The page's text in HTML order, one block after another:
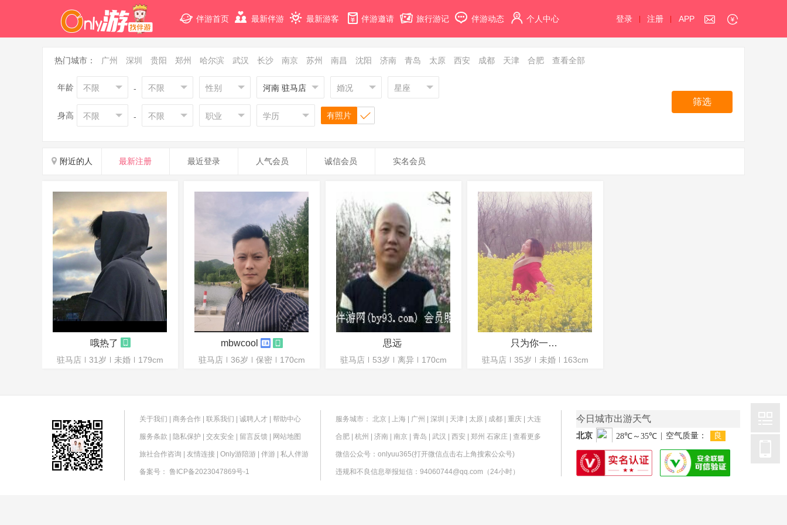
伴游首页 最新伴游 最新游客 伴游邀请 旅行游记 伴游动态 个人中心 登录 注册 APP
热门城市： 广州 深圳 贵阳 郑州 哈尔滨 武汉 长沙 南京 苏州 南昌 沈阳 济南 青岛 太原 西安 成都 天津 合肥 查看全部
年龄 不限 - 不限 性别 河南 驻马店 婚况 星座
身高 不限 - 不限 职业 学历 有照片
筛选
最新注册 最近登录 人气会员 诚信会员 实名会员
附近的人
哦热了
驻马店 31岁 未婚 179cm
mbwcool
驻马店 36岁 保密 170cm
思远
驻马店 53岁 离异 170cm
只为你一笑。小婷
驻马店 35岁 未婚 163cm
关于我们 商务合作 联系我们 诚聘人才 帮助中心
服务条款 隐私保护 交友安全 留言反馈 网站地图
旅社合作咨询 友情连接 Only游陪游 伴游 私人伴游
备案号： 鲁ICP备2023047869号-1
服务城市： 北京 上海 广州 深圳 天津 太原 成都 重庆 大连
合肥 杭州 济南 南京 青岛 武汉 西安 郑州 石家庄 查看更多
微信公众号：onlyuu365(打开微信点击右上角搜索公众号)
违规和不良信息举报短信：94060744@qq.com（24小时）
今日城市出游天气